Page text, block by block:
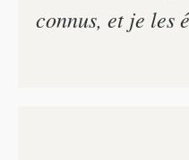
connus, et je les